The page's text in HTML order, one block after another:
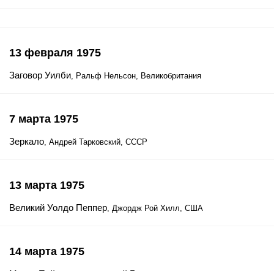
13 февраля 1975
Заговор Уилби, Ральф Нельсон, Великобритания
7 марта 1975
Зеркало, Андрей Тарковский, СССР
13 марта 1975
Великий Уолдо Пеппер, Джордж Рой Хилл, США
14 марта 1975